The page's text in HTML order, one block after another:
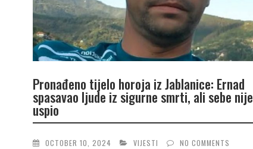
Pronađeno tijelo horoja iz Jablanice: Ernad
spasavao ljude iz sigurne smrti, ali sebe nije
uspio
OCTOBER 10, 2024 VIJESTI NO COMMENTS